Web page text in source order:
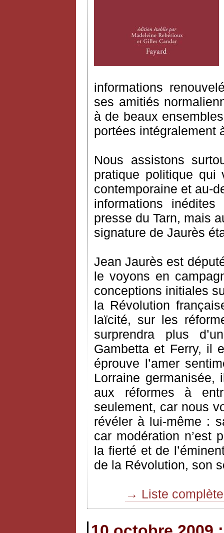
informations
ses amitiés
à de beaux
portées intégralement
Nous assistons
pratique politique qui
contemporaine et au-
informations
presse du Tarn, mais
signature de Jaurès
Jean Jaurès est
le voyons en
conceptions initiales
la Révolution
laïcité, sur les
surprendra plus
Gambetta et Ferry, il
éprouve l’amer
Lorraine
aux réformes à
seulement, car nous
révéler à lui-même :
car modération n’est
la fierté et de
de la Révolution, son
→ Liste